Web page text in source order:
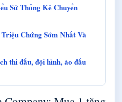
Sử Thống Kê Chuyển
Chứng Sớm Nhất Và
thi đấu, đội hình, áo đấu